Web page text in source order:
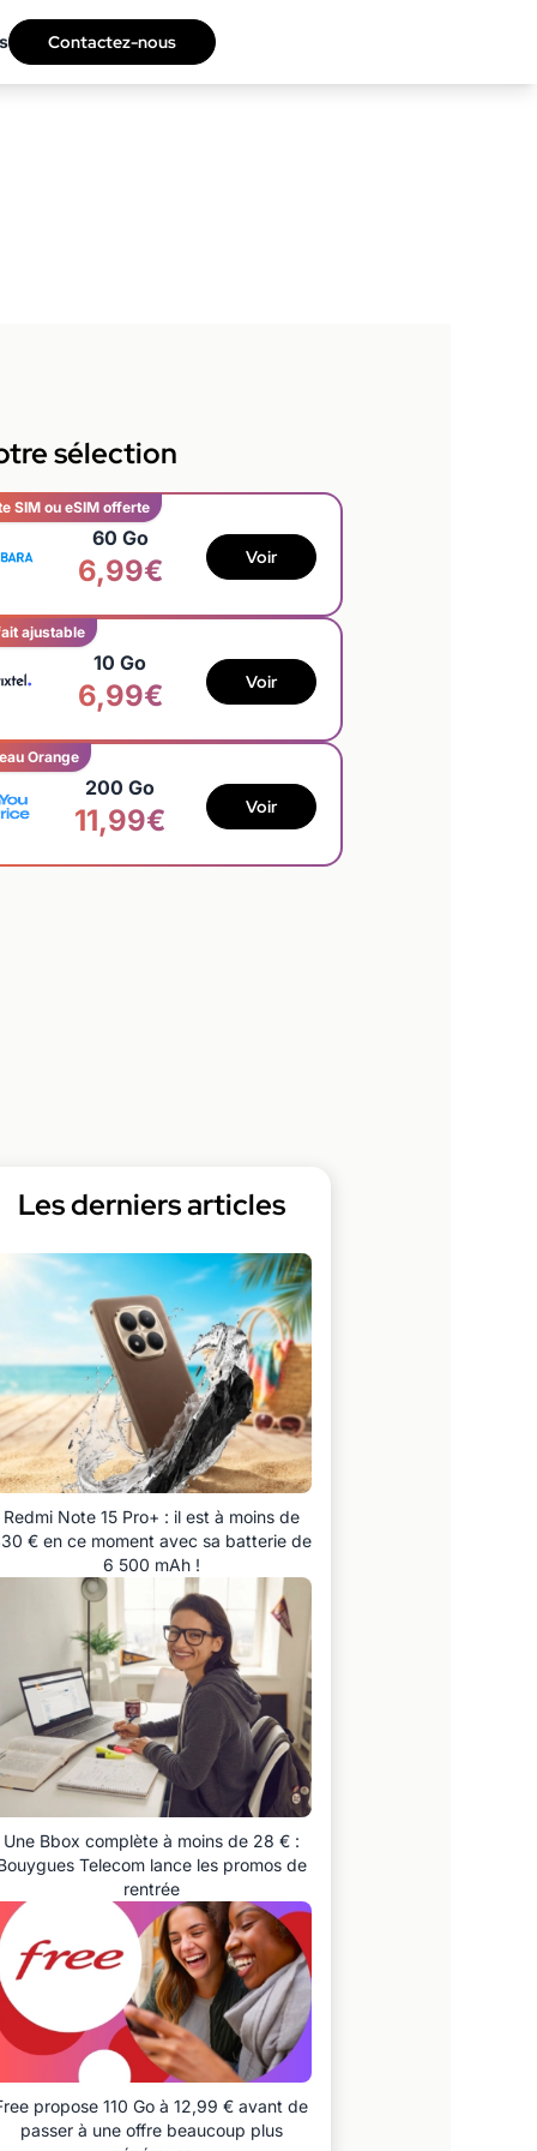
Contactez-nous
sélection
SIM ou eSIM offerte
60 Go
6,99€ Voir
ajustable
10 Go
6,99€ Voir
Orange
200 Go
11,99€ Voir
Les derniers articles
Redmi Note 15 Pro+ : il est à moins de
€ en ce moment avec sa batterie de
6 500 mAh !
Une Bbox complète à moins de 28 € :
Telecom lance les promos de
rentrée
propose 110 Go à 12,99 € avant de
passer à une offre beaucoup plus